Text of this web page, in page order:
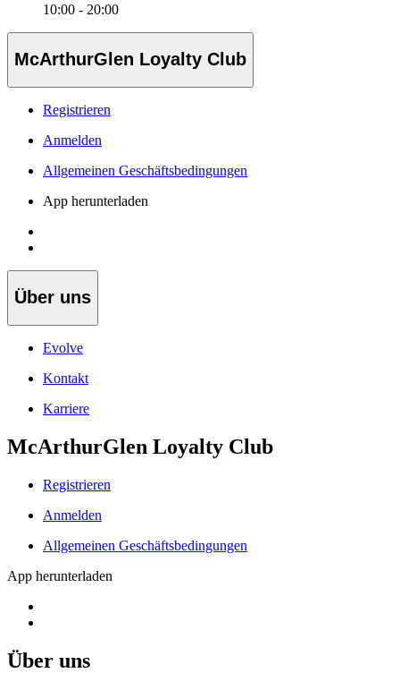
10:00 - 20:00
McArthurGlen Loyalty Club
Registrieren
Anmelden
Allgemeinen Geschäftsbedingungen
App herunterladen
Über uns
Evolve
Kontakt
Karriere
McArthurGlen Loyalty Club
Registrieren
Anmelden
Allgemeinen Geschäftsbedingungen
App herunterladen
Über uns